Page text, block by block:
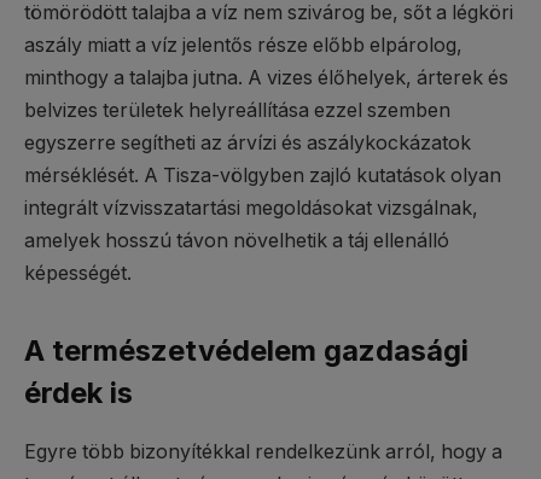
tömörödött talajba a víz nem szivárog be, sőt a légköri
aszály miatt a víz jelentős része előbb elpárolog,
minthogy a talajba jutna. A vizes élőhelyek, árterek és
belvizes területek helyreállítása ezzel szemben
egyszerre segítheti az árvízi és aszálykockázatok
mérséklését. A Tisza-völgyben zajló kutatások olyan
integrált vízvisszatartási megoldásokat vizsgálnak,
amelyek hosszú távon növelhetik a táj ellenálló
képességét.
A természetvédelem gazdasági
érdek is
Egyre több bizonyítékkal rendelkezünk arról, hogy a